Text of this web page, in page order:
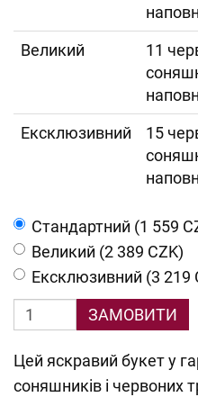
Великий
11
Ексклюзивний
15
Cтандартний (1 559
Великий (2 389 CZK)
Ексклюзивний (3 219
ЗАМОВИТИ
Цей яскравий букет у
соняшників і червоних